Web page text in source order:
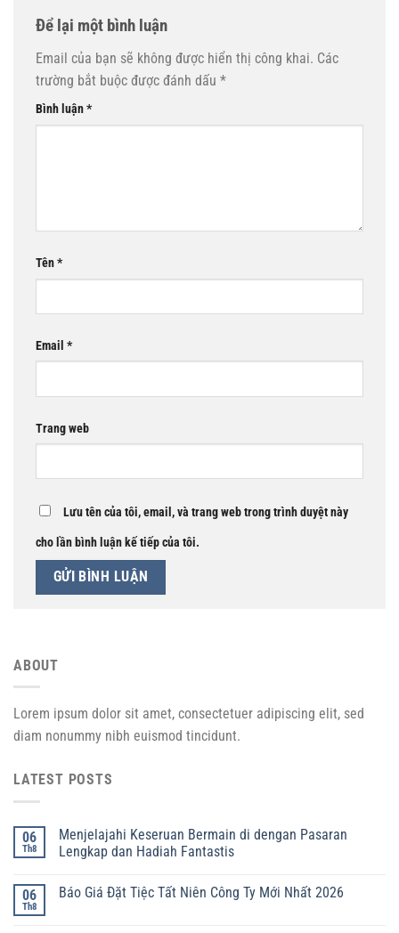
Để lại một bình luận
Email của bạn sẽ không được hiển thị công khai. Các
trường bắt buộc được đánh dấu *
Bình luận*
Tên*
Email *
Trang web
Lưu tên của tôi, email, và trang web trong trình duyệt này
cho lần bình luận kế tiếp của tôi.
ABOUT
Lorem ipsum dolor sit amet, consectetuer adipiscing elit, sed
diam nonummy nibh euismod tincidunt.
LATEST POSTS
06
Th8
Menjelajahi Keseruan Bermain di dengan Pasaran
Lengkap dan Hadiah Fantastis
06
Th8
Báo Giá Đặt Tiệc Tất Niên Công Ty Mới Nhất 2026